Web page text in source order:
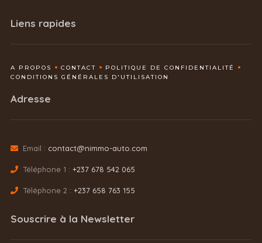
Liens rapides
A PROPOS CONTACT
POLITIQUE DE CONFIDENTIALITÉ
CONDITIONS GÉNÉRALES D'UTILISATION
Adresse
Email : contact@nimmo-auto.com
Téléphone 1 : +237 678 542 065
Téléphone 2 : +237 658 763 155
Souscrire à la Newsletter